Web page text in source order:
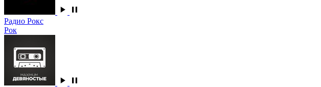
Радио Рокс
Рок